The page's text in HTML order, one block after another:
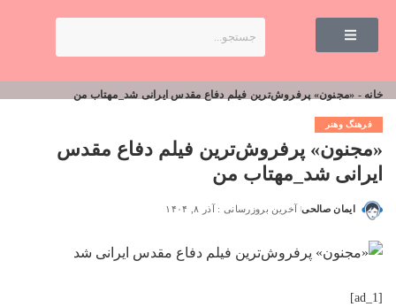
خانه - «مجنون» پرفروش‌ترین فیلم دفاع مقدس ایرانی شد_مهتاب من
فرهنگ وهنر
«مجنون» پرفروش‌ترین فیلم دفاع مقدس
ایرانی شد_مهتاب من
ایمان صالحی آخرین بروزرسانی : آذر ۸, ۱۴۰۴
[ad_1]